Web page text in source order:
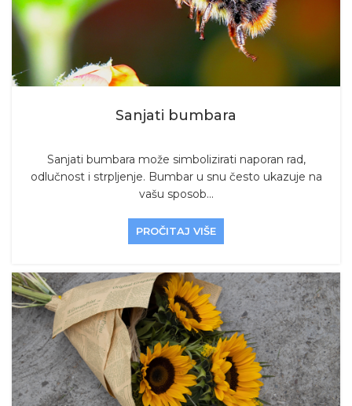
Sanjati bumbara
Sanjati bumbara može simbolizirati naporan rad,
odlučnost i strpljenje. Bumbar u snu često ukazuje na
vašu sposob...
PROČITAJ VIŠE